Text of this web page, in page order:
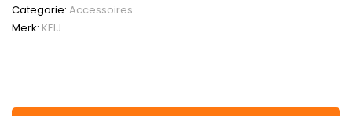
Categorie: Accessoires
Merk: KEIJ